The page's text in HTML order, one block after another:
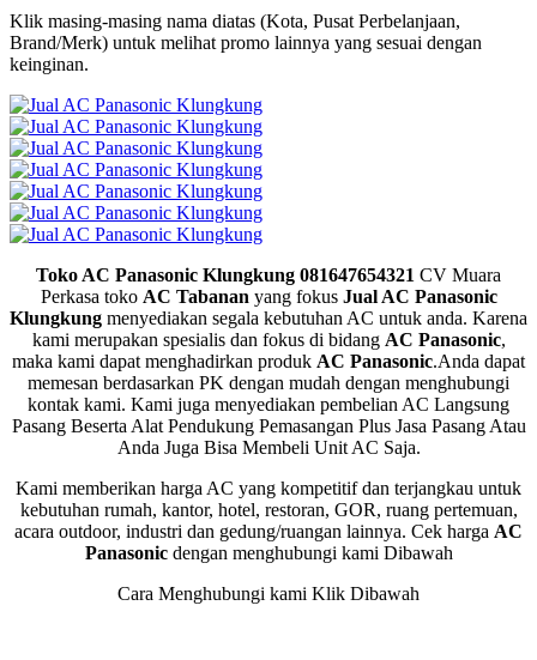
Klik masing-masing nama diatas (Kota, Pusat Perbelanjaan,
Brand/Merk) untuk melihat promo lainnya yang sesuai dengan
keinginan.
Toko AC Panasonic Klungkung 081647654321 CV Muara
Perkasa toko AC Tabanan yang fokus Jual AC Panasonic
Klungkung menyediakan segala kebutuhan AC untuk anda. Karena
kami merupakan spesialis dan fokus di bidang AC Panasonic,
maka kami dapat menghadirkan produk AC Panasonic.Anda dapat
memesan berdasarkan PK dengan mudah dengan menghubungi
kontak kami. Kami juga menyediakan pembelian AC Langsung
Pasang Beserta Alat Pendukung Pemasangan Plus Jasa Pasang Atau
Anda Juga Bisa Membeli Unit AC Saja.
Kami memberikan harga AC yang kompetitif dan terjangkau untuk
kebutuhan rumah, kantor, hotel, restoran, GOR, ruang pertemuan,
acara outdoor, industri dan gedung/ruangan lainnya. Cek harga AC
Panasonicdengan menghubungi kami Dibawah
Cara Menghubungi kami Klik Dibawah